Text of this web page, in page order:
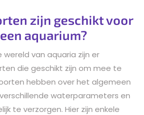
zijn geschikt voor
aquarium?
wereld van aquaria zijn er
die geschikt zijn om mee te
hebben over het algemeen
waterparameters en
te verzorgen. Hier zijn enkele